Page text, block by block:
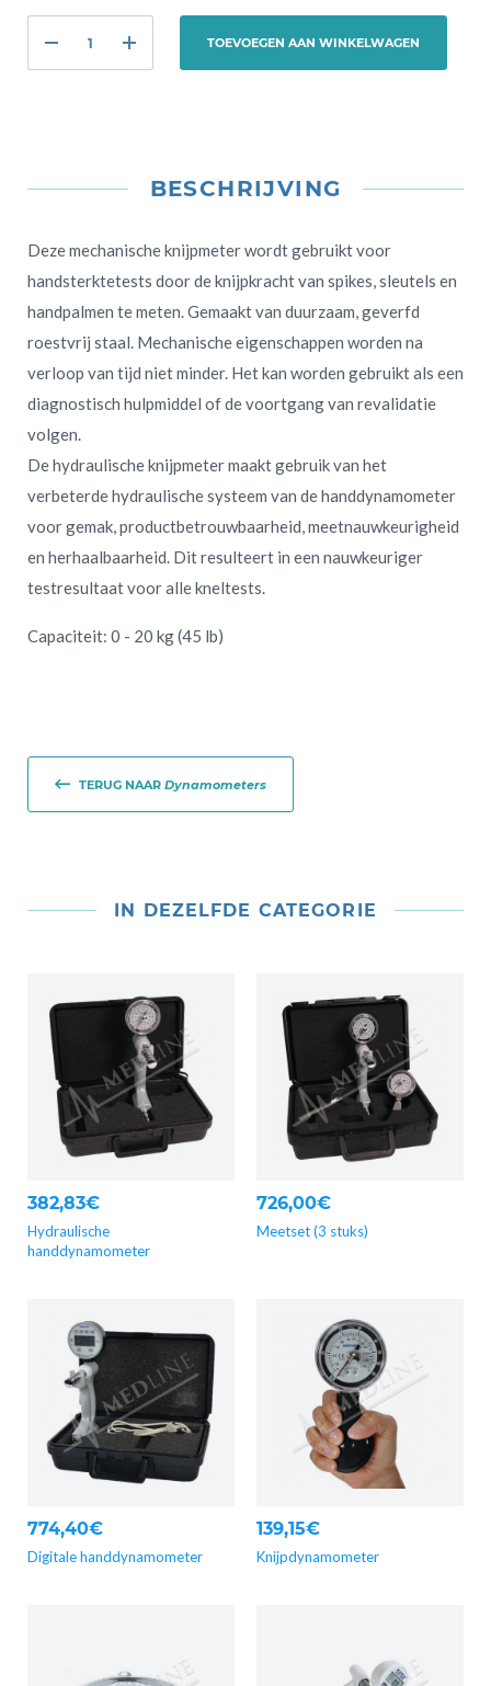
TOEVOEGEN AAN WINKELWAGEN
BESCHRIJVING
Deze mechanische knijpmeter wordt gebruikt voor
handsterktetests door de knijpkracht van spikes, sleutels en
handpalmen te meten. Gemaakt van duurzaam, geverfd
roestvrij staal. Mechanische eigenschappen worden na
verloop van tijd niet minder. Het kan worden gebruikt als een
diagnostisch hulpmiddel of de voortgang van revalidatie
volgen.
De hydraulische knijpmeter maakt gebruik van het
verbeterde hydraulische systeem van de handdynamometer
voor gemak, productbetrouwbaarheid, meetnauwkeurigheid
en herhaalbaarheid. Dit resulteert in een nauwkeuriger
testresultaat voor alle kneltests.
Capaciteit: 0 - 20 kg (45 lb)
TERUG NAARDynamometers
IN DEZELFDE CATEGORIE
382,83€
Hydraulische
handdynamometer
726,00€
Meetset (3 stuks)
774,40€
Digitale handdynamometer
139,15€
Knijpdynamometer